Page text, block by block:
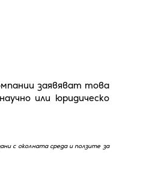
заявяват това
или юридическо
с околната среда и ползите за